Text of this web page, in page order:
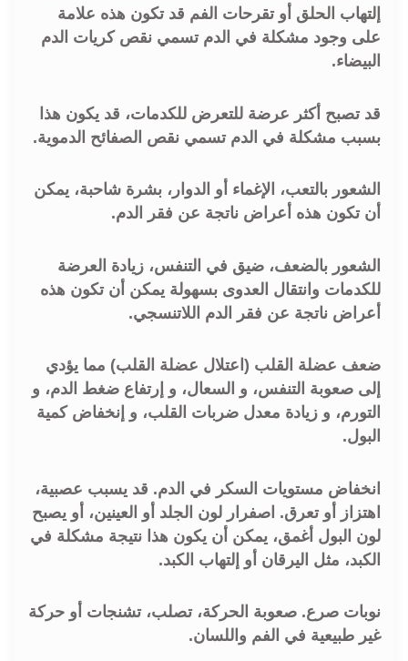
إلتهاب الحلق أو تقرحات الفم قد تكون هذه علامة
على وجود مشكلة في الدم تسمي نقص كريات الدم
البيضاء.
قد تصبح أكثر عرضة للتعرض للكدمات، قد يكون هذا
بسبب مشكلة في الدم تسمي نقص الصفائح الدموية.
الشعور بالتعب، الإغماء أو الدوار، بشرة شاحبة، يمكن
أن تكون هذه أعراض ناتجة عن فقر الدم.
الشعور بالضعف، ضيق في التنفس، زيادة العرضة
للكدمات وانتقال العدوى بسهولة يمكن أن تكون هذه
أعراض ناتجة عن فقر الدم اللاتنسجي.
ضعف عضلة القلب (اعتلال عضلة القلب) مما يؤدي
إلى صعوبة التنفس، و السعال، و إرتفاع ضغط الدم، و
التورم، و زيادة معدل ضربات القلب، و إنخفاض كمية
البول.
انخفاض مستويات السكر في الدم. قد يسبب عصبية،
اهتزاز أو تعرق. اصفرار لون الجلد أو العينين، أو يصبح
لون البول أغمق، يمكن أن يكون هذا نتيجة مشكلة في
الكبد، مثل اليرقان أو إلتهاب الكبد.
نوبات صرع. صعوبة الحركة، تصلب، تشنجات أو حركة
غير طبيعية في الفم واللسان.